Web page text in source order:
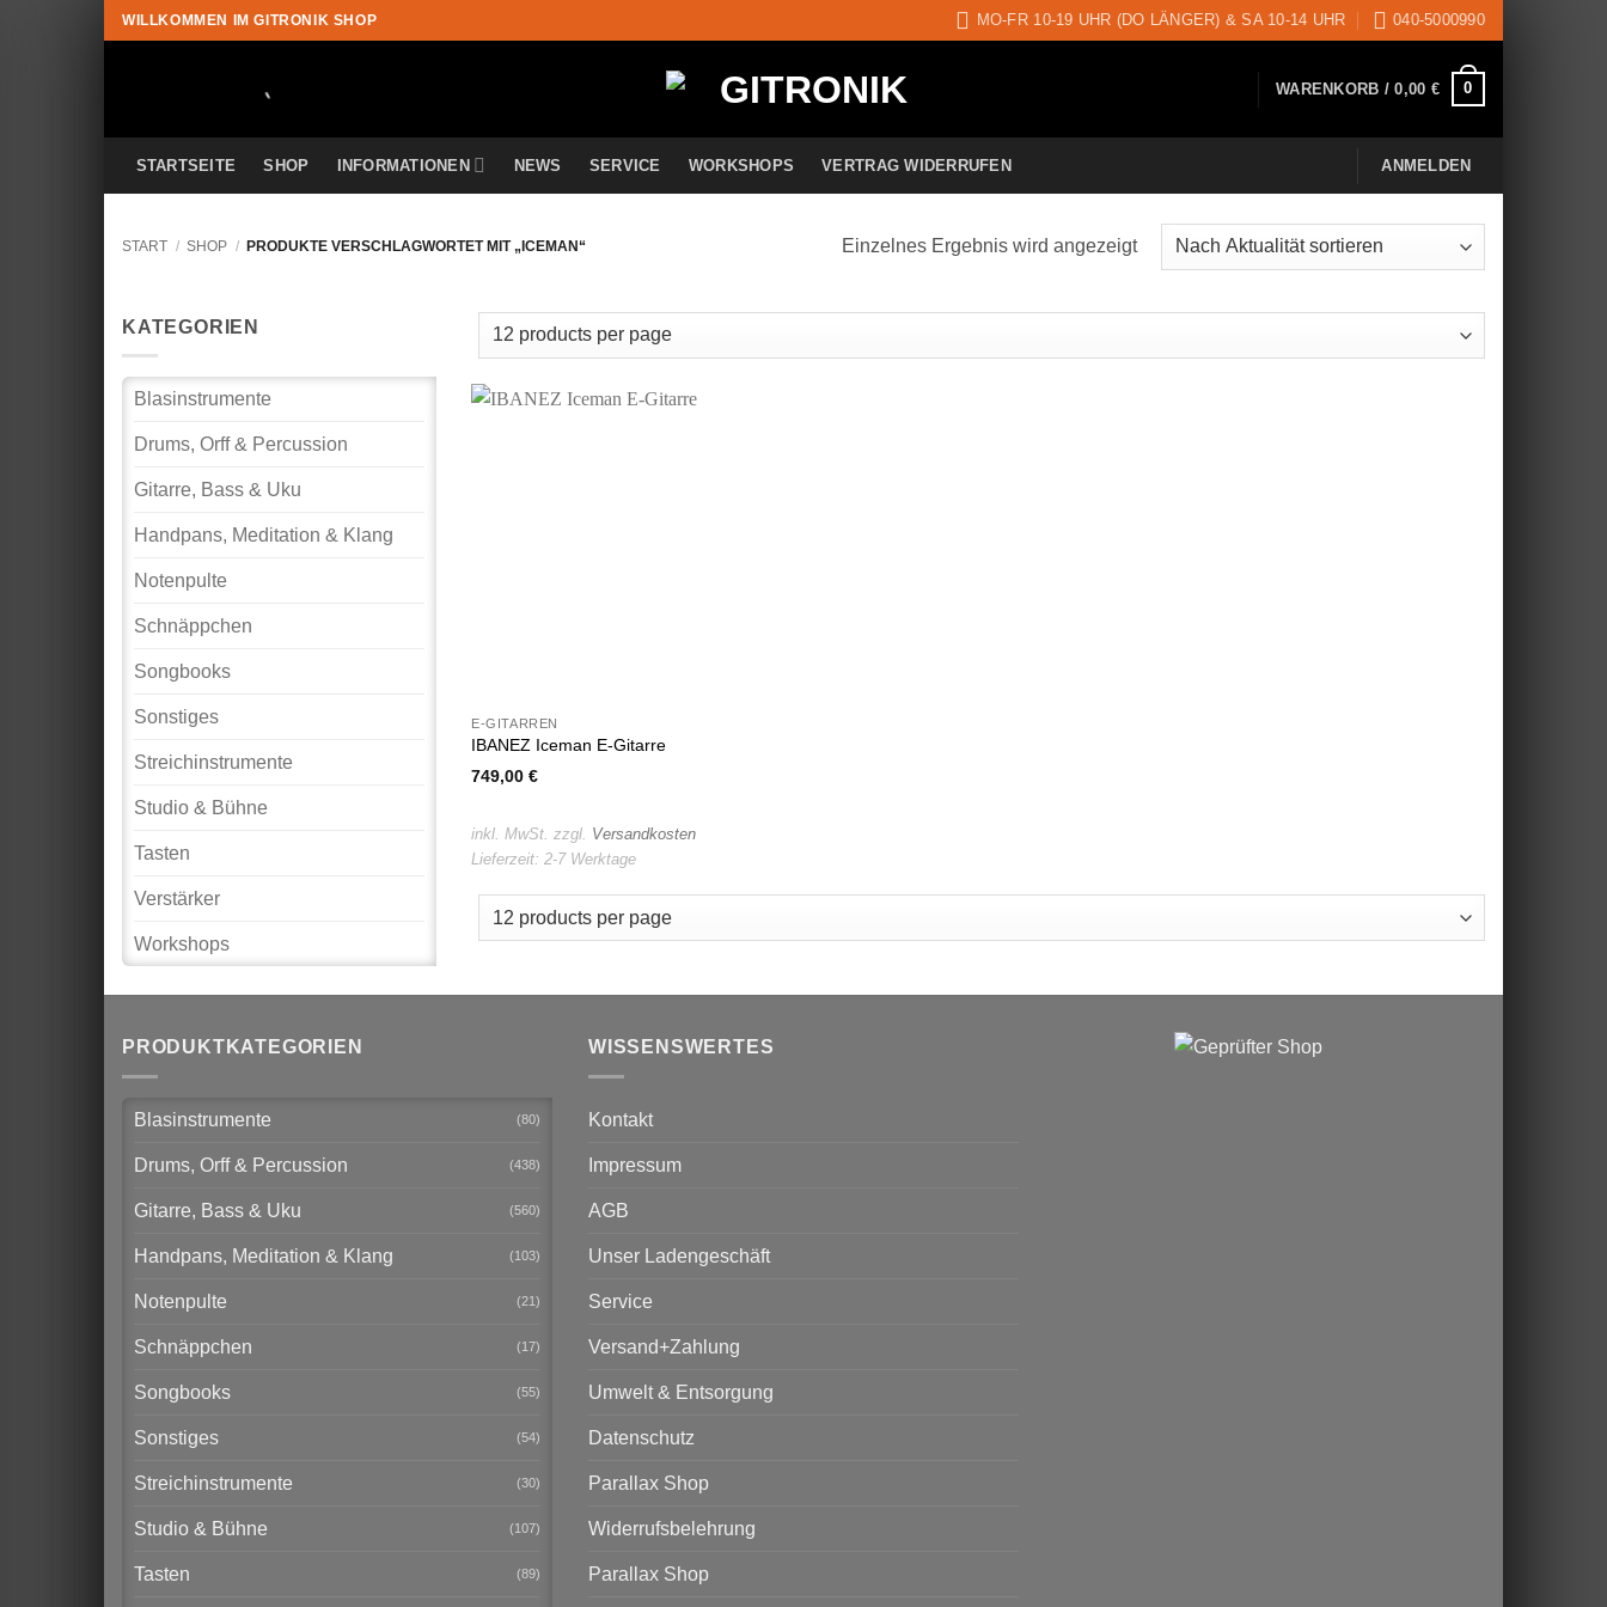
Zum
Inhalt
WILLKOMMEN IM GITRONIK SHOP MO-FR 10-19 UHR (DO LÄNGER) & SA 10-14 UHR 040-5000990
WARENKORB /0,00 € 0
STARTSEITE SHOP INFORMATIONEN NEWS SERVICE WORKSHOPS VERTRAG WIDERRUFEN ANMELDEN
START / SHOP / PRODUKTE VERSCHLAGWORTET MIT „ICEMAN“ Einzelnes Ergebnis wird angezeigt
KATEGORIEN
Blasinstrumente
Drums, Orff & Percussion
Gitarre, Bass & Uku
Handpans, Meditation & Klang
Notenpulte
Schnäppchen
Songbooks
Sonstiges
Streichinstrumente
Studio & Bühne
Tasten
Verstärker
Workshops
E-GITARREN
IBANEZ Iceman E-Gitarre
749,00€
inkl. MwSt. zzgl. Versandkosten
Lieferzeit:2-7 Werktage
PRODUKTKATEGORIEN
Blasinstrumente (80)
Drums, Orff & Percussion (438)
Gitarre, Bass & Uku (560)
Handpans, Meditation & Klang (103)
Notenpulte (21)
Schnäppchen (17)
Songbooks (55)
Sonstiges (54)
Streichinstrumente (30)
Studio & Bühne (107)
Tasten (89)
WISSENSWERTES
Kontakt
Impressum
AGB
Unser Ladengeschäft
Service
Versand+Zahlung
Umwelt & Entsorgung
Datenschutz
Parallax Shop
Widerrufsbelehrung
Parallax Shop